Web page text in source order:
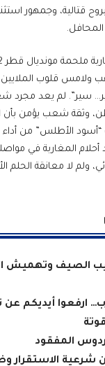
قتالية، وجمهور
ولامس قلوب
سير”. لم يعد مجرد
وثقة شعب يؤمن
“أسود الأطلس” من
المغاربة في
ولم لا معانقة الحلم
الصيف وتهميش
ارفعوا أيديكم
المفقود
شرعية الاستقرار